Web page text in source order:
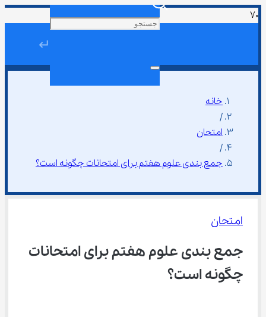
↵
خانه
/
امتحان
/
جمع بندی علوم هفتم برای امتحانات چگونه است؟
امتحان
جمع بندی علوم هفتم برای امتحانات
چگونه است؟